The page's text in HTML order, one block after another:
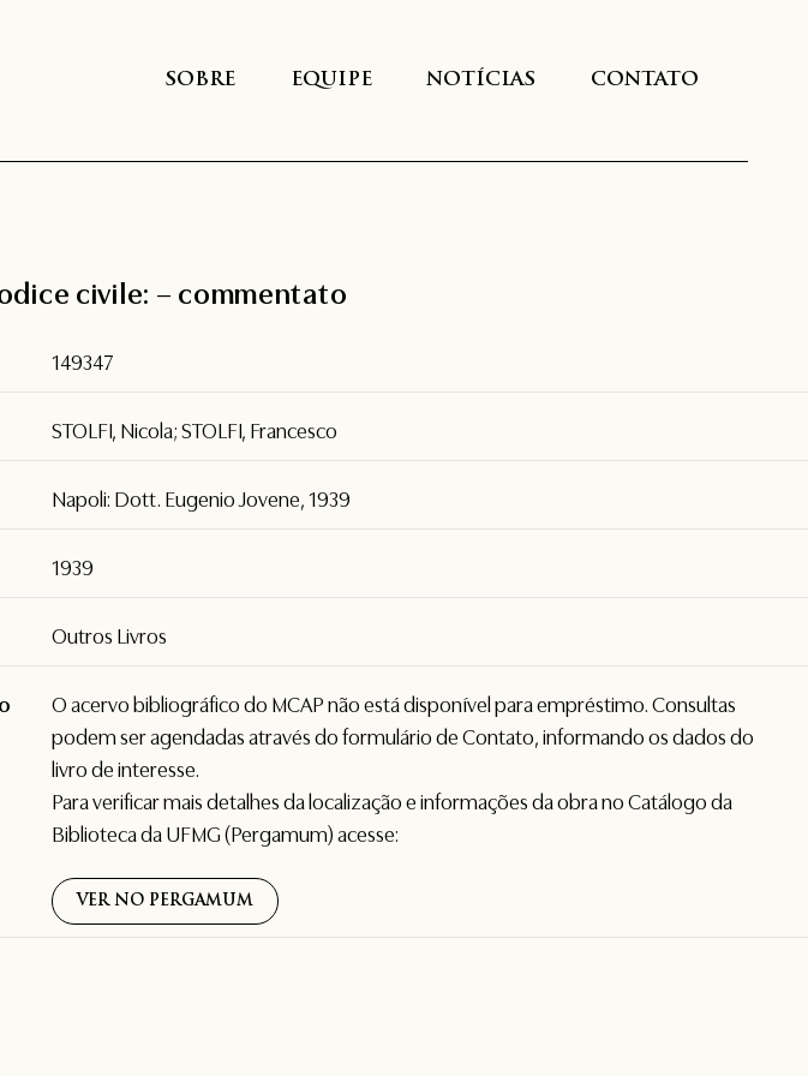
SOBRE EQUIPE NOTÍCIAS CONTATO
civile: – commentato
149347
STOLFI, Nicola; STOLFI, Francesco
Napoli: Dott. Eugenio Jovene, 1939
1939
Outros Livros
O acervo bibliográfico do MCAP não está disponível para empréstimo. Consultas
podem ser agendadas através do formulário deContato, informando os dados do
livro de interesse.
Para verificar mais detalhes da localização e informações da obra no Catálogo da
Biblioteca da UFMG (Pergamum) acesse:
VER NO PERGAMUM